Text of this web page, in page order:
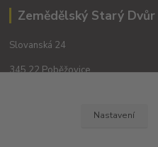
Zemědělský Starý Dvůr
Slovanská 24
345 22 Poběžovice
Nastavení